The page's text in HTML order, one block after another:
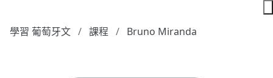
學習 葡萄牙文 課程 Bruno Miranda